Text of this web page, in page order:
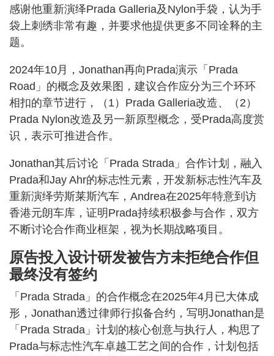
感谢他重新演绎Prada Galleria及Nylon手袋，认为手
袋上刺绣非常有趣，并要求他提供更多不同诠释的主
题。
2024年10月，Jonathan再向Prada演示「Prada
Road」的概念及效果图，建议合作应分为三个环环
相扣的章节进行，（1）Prada Galleria改造、（2）
Prada Nylon改造及另一新原型概念，受Prada高度赏
识，表示可推进合作。
Jonathan其后讨论「Prada Strada」合作计划，融入
Prada和Jay Ahr的标志性元素，开发新标志性汽车及
重新演绎劳斯莱斯汽车，Andrea在2025年特意到访
香港元朗车库，证明Prada持续积极参与合作，双方
不断讨论合作商业框架，视为长期战略项目。
原告投入设计研发被告方未拒绝合作但
最终没有签约
「Prada Strada」的合作概念在2025年4月已大体成
形，Jonathan透过律师行拟备合约，写明Jonathan是
「Prada Strada」计划的核心创意与执行人，构思了
Prada与标志性汽车卓越工艺之间的合作，计划包括